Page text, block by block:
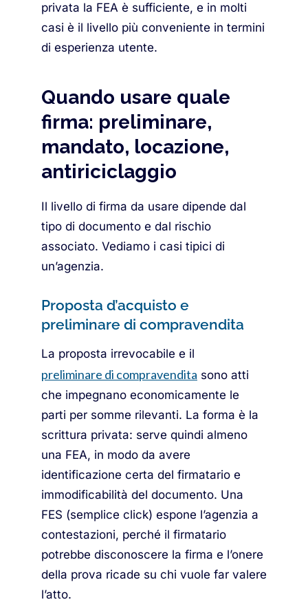
privata la FEA è sufficiente, e in molti
casi è il livello più conveniente in termini
di esperienza utente.
Quando usare quale
firma: preliminare,
mandato, locazione,
antiriciclaggio
Il livello di firma da usare dipende dal
tipo di documento e dal rischio
associato. Vediamo i casi tipici di
un’agenzia.
Proposta d’acquisto e
preliminare di compravendita
La proposta irrevocabile e il
preliminare di compravendita sono atti
che impegnano economicamente le
parti per somme rilevanti. La forma è la
scrittura privata: serve quindi almeno
una FEA, in modo da avere
identificazione certa del firmatario e
immodificabilità del documento. Una
FES (semplice click) espone l’agenzia a
contestazioni, perché il firmatario
potrebbe disconoscere la firma e l’onere
della prova ricade su chi vuole far valere
l’atto.